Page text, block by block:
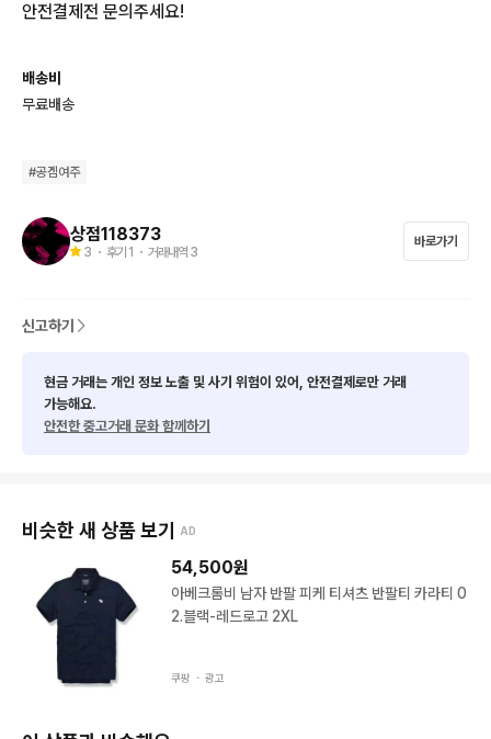
안전결제전 문의주세요!
배송비
무료배송
#공겜여주
상점118373
3 ・ 후기 1 ・ 거래내역 3
바로가기
신고하기
현금 거래는 개인 정보 노출 및 사기 위험이 있어, 안전결제로만 거래
가능해요.
안전한 중고거래 문화 함께하기
비슷한 새 상품 보기 AD
54,500원
아베크롬비 남자 반팔 피케 티셔츠 반팔티 카라티 0
2.블랙-레드로고 2XL
쿠팡 ・ 광고